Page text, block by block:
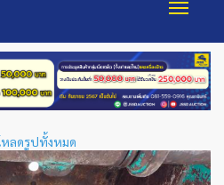
หลดรูปทั้งหมด